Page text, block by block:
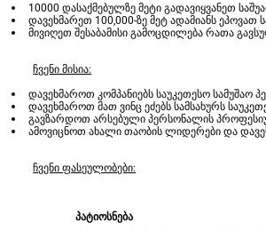
10000 დასაქმებულზე მეტი გადავიყვანეთ
დავეხმარეთ 100,000-ზე მეტ ადამიანს ეპოვათ
მივიღეთ შესაბამისი გამოცდილება რათა
ჩვენი მისია:
დავეხმაროთ კომპანიებს საუკეთესო სამუშაო
დავეხმაროთ მათ ვინც ეძებს სამსახურს
გავზარდოთ არსებული პერსონალის
ამოვიცნოთ ახალი თაობის ლიდერები და
ჩვენი ფასეულობები:
პატიოსნება